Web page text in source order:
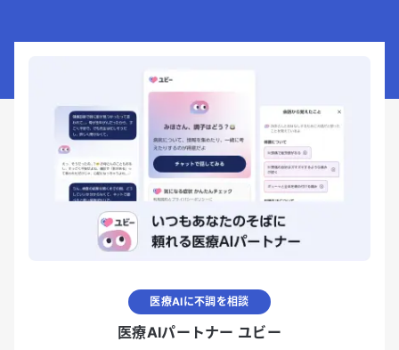
医療AIに不調を相談
医療AIパートナー ユビー